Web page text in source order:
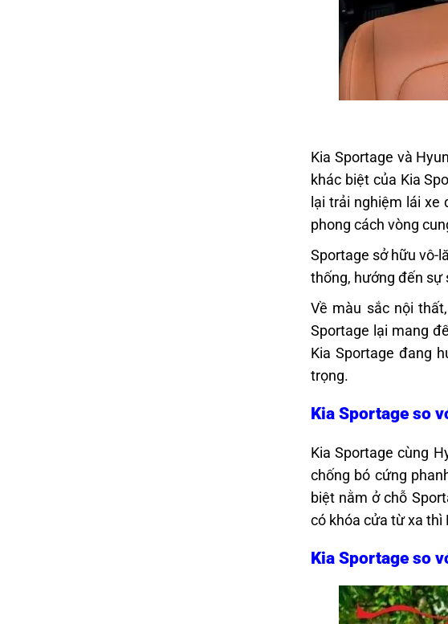
Kia Sportage và
khác biệt của Kia
lại trải nghiệm lái xe
phong cách vòng
Sportage sở hữu vô-
thống, hướng đến sự
Về màu sắc nội
Sportage lại mang
Kia Sportage đang
trọng.
Kia Sportage so
Kia Sportage cùng
chống bó cứng
biệt nằm ở chỗ
có khóa cửa từ xa thì
Kia Sportage so